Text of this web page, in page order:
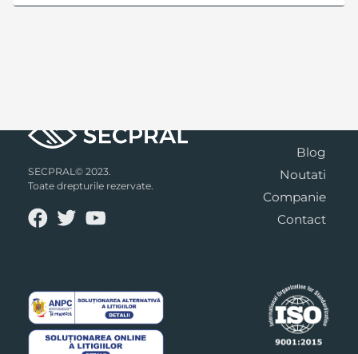
SECPRAL© 2023.
Toate drepturile rezervate.
Blog
Noutati
Companie
Contact